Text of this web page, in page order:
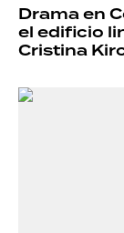
Drama en
el edificio
Cristina